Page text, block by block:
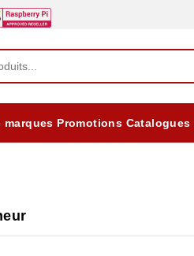
marques Promotions Catalogues